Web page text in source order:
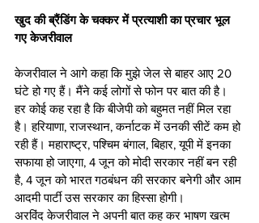
खुद की ब्रैंडिंग के चक्कर में प्रत्याशी का प्रचार भूल
गए केजरीवाल
केजरीवाल ने आगे कहा कि मुझे जेल से बाहर आए 20
घंटे हो गए हैं। मैंने कई लोगों से फोन पर बात की है।
हर कोई कह रहा है कि बीजेपी को बहुमत नहीं मिल रहा
है। हरियाणा, राजस्थान, कर्नाटक में उनकी सीटें कम हो
रही हैं। महाराष्ट्र, पश्चिम बंगाल, बिहार, यूपी में इनका
सफाया हो जाएगा, 4 जून को मोदी सरकार नहीं बन रही
है, 4 जून को भारत गठबंधन की सरकार बनेगी और आम
आदमी पार्टी उस सरकार का हिस्सा होगी।
अरविंद केजरीवाल ने अपनी बात कह कर भाषण खत्म